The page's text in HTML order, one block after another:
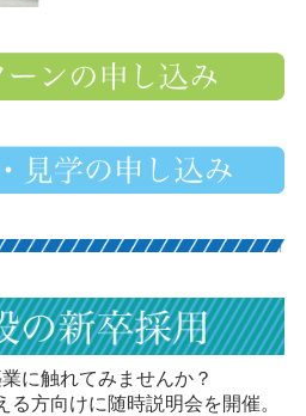
に触れてみませんか？
方向けに随時説明会を開催。